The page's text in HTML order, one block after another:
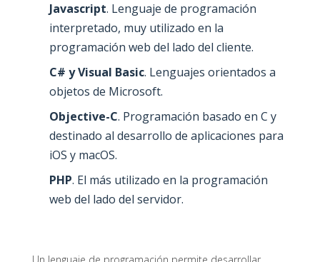
Javascript. Lenguaje de programación
interpretado, muy utilizado en la
programación web del lado del cliente.
C# y Visual Basic. Lenguajes orientados a
objetos de Microsoft.
Objective-C. Programación basado en C y
destinado al desarrollo de aplicaciones para
iOS y macOS.
PHP. El más utilizado en la programación
web del lado del servidor.